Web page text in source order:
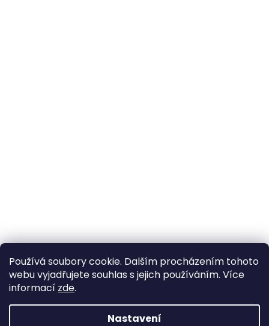
Používá soubory cookie. Dalším procházením tohoto
webu vyjadřujete souhlas s jejich používáním. Více
informací zde.
Nastavení
Vytvořil Shoptet